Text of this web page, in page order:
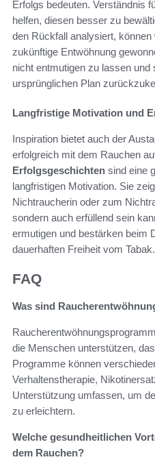
Erfolgs bedeuten. Verständnis
helfen, diesen besser zu
den Rückfall analysiert,
zukünftige Entwöhnung
nicht entmutigen zu lassen
ursprünglichen Plan
Langfristige Motivation und
Inspiration bietet auch der
erfolgreich mit dem Rauchen
Erfolgsgeschichten sind eine
langfristigen Motivation. Sie
Nichtraucherin oder zum
sondern auch erfüllend sein
ermutigen und bestärken beim
dauerhaften Freiheit vom Tabak.
FAQ
Was sind
die Menschen unterstützen,
Programme können
Verhaltenstherapie,
Unterstützung umfassen, um
zu erleichtern.
Welche gesundheitlichen
dem Rauchen?